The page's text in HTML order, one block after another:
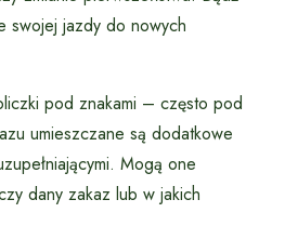
swojej jazdy do nowych
pod znakami – często pod
umieszczane są dodatkowe
Mogą one
dany zakaz lub w jakich